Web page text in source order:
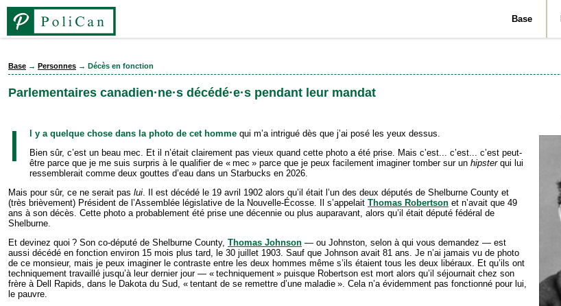
Base
Base → Personnes → Décès en fonction
Parlementaires canadien·ne·s décédé·e·s pendant leur mandat
I l y a quelque chose dans la photo de cet hommequi m’a intrigué dès que j’ai posé les yeux dessus.
Bien sûr, c’est un beau mec. Et il n’était clairement pas vieux quand cette photo a été prise. Mais c’est... c’est... c’est peut-
être parce que je me suis surpris à le qualifier de « mec » parce que je peux facilement imaginer tomber sur un hipsterqui lui
ressemblerait comme deux gouttes d’eau dans un Starbucks en 2026.
Mais pour sûr, ce ne serait pas lui . Il est décédé le 19 avril 1902 alors qu’il était l’un des deux députés de Shelburne County et
(très brièvement) Président de l’Assemblée législative de la Nouvelle-Écosse. Il s’appelait Thomas Robertson et n’avait que 49
ans à son décès. Cette photo a probablement été prise une décennie ou plus auparavant, alors qu’il était député fédéral de
Shelburne.
Et devinez quoi ? Son co-député de Shelburne County, Thomas Johnson — ou Johnston, selon à qui vous deman­dez — est
aussi décédé en fonction environ 15 mois plus tard, le 30 juillet 1903. Sauf que Johnson avait 81 ans. Je n’ai jamais vu de photo
de ce monsieur, mais je peux imaginer le contraste entre les deux hommes même s’ils étaient tous les deux libéraux. Et qu’ils ont
tech­nique­ment travaillé jusqu’à leur dernier jour — « tech­nique­ment » puisque Robertson est mort alors qu’il séjournait chez son
frère à Dell Rapids, dans le Dakota du Sud, « tentant de se remettre d’une maladie ». Cela n’a évidemment pas fonctionné pour lui,
le pauvre.